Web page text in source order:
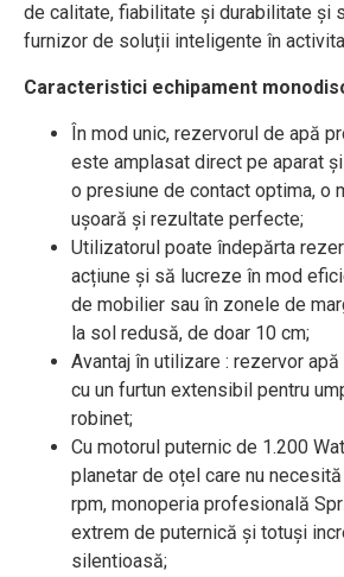
de calitate, fiabilitate și durabilitate și
furnizor de soluții inteligente în
Caracteristici echipament
În mod unic, rezervorul de apă
este amplasat direct pe aparat
o presiune de contact optima, o
ușoară și rezultate perfecte;
Utilizatorul poate îndepărta
acțiune și să lucreze în mod
de mobilier sau în zonele de
la sol redusă, de doar 10 cm;
Avantaj în utilizare : rezervor
cu un furtun extensibil pentru
robinet;
Cu motorul puternic de 1.200
planetar de oțel care nu
rpm, monoperia profesională
extrem de puternică și totuși
silentioasă;